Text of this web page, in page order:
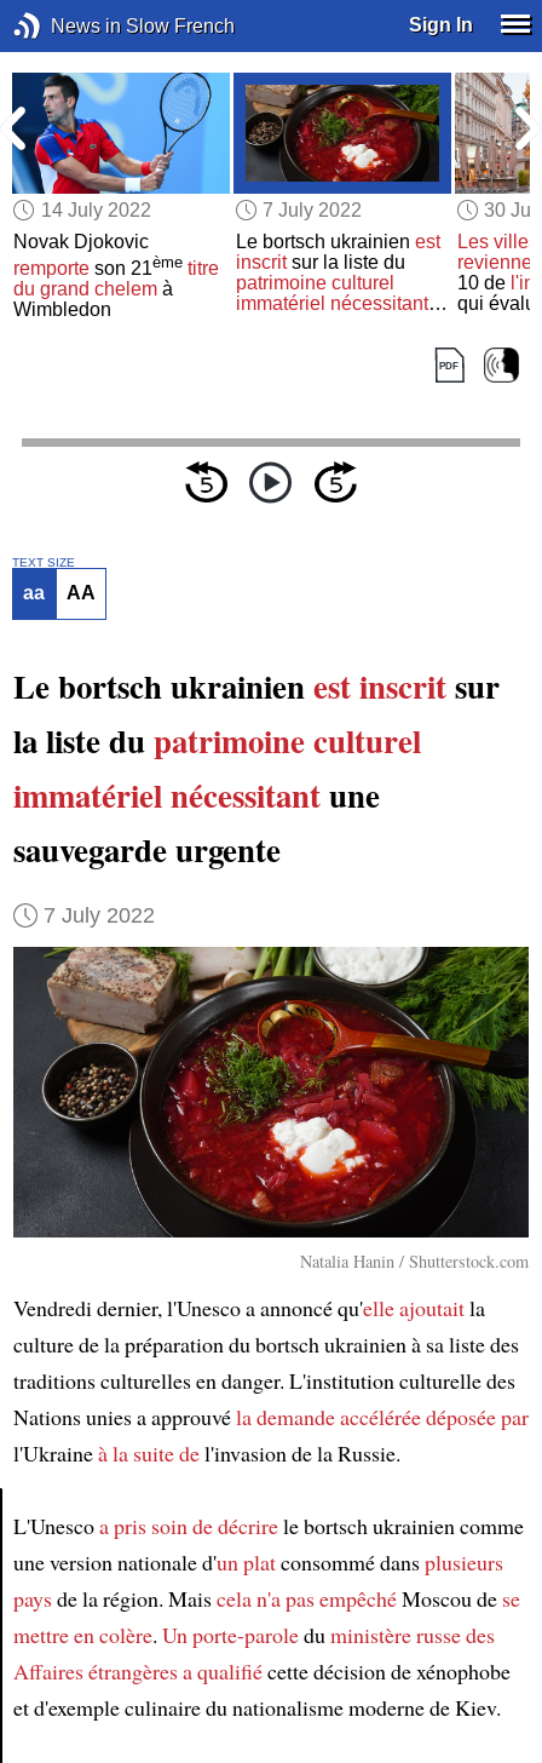
News in Slow French Sign In
14 July 2022
Novak Djokovic
remporte son 21ème titre
du grand chelem à
Wimbledon
7 July 2022
Le bortsch ukrainien est
inscritsur la liste du
patrimoine culturel
immatériel nécessitant
30
Les
10 de
qui
Article
TEXT SIZE
aa AA
Le bortsch ukrainienest inscritsur
la liste dupatrimoine culturel
immatérielnécessitantune
sauvegarde urgente
7 July 2022
Natalia Hanin / Shutterstock.com
Vendredi dernier, l'Unesco a annoncé qu'elle ajoutaitla
culture de la préparation du bortsch ukrainien à sa liste des
traditions culturelles en danger. L'institution culturelle des
Nations unies a approuvéla demande accéléréedéposée par
l'Ukraineà la suite del'invasion de la Russie.
L'Unescoa pris soin de décrirele bortsch ukrainien comme
une version nationale d'un platconsommé dansplusieurs
paysde la région. Maiscela n'a pas empêchéMoscou de se
mettre en colère. Un porte-paroledu ministère russe des
Affaires étrangèresa qualifiécette décision de xénophobe
et d'exemple culinaire du nationalisme moderne de Kiev.